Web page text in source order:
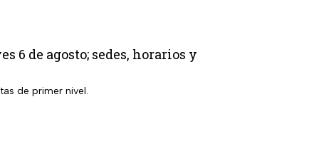
6 de agosto; sedes, horarios y
de primer nivel.